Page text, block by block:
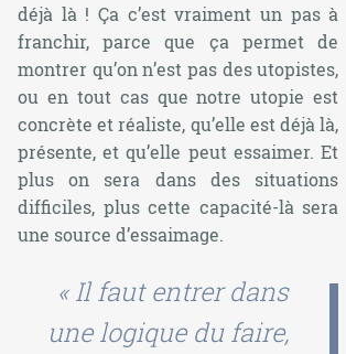
déjà là ! Ça c’est vraiment un pas à
franchir, parce que ça permet de
montrer qu’on n’est pas des utopistes,
ou en tout cas que notre utopie est
concrète et réaliste, qu’elle est déjà là,
présente, et qu’elle peut essaimer. Et
plus on sera dans des situations
difficiles, plus cette capacité-là sera
une source d’essaimage.
« Il faut entrer dans
une logique du faire,